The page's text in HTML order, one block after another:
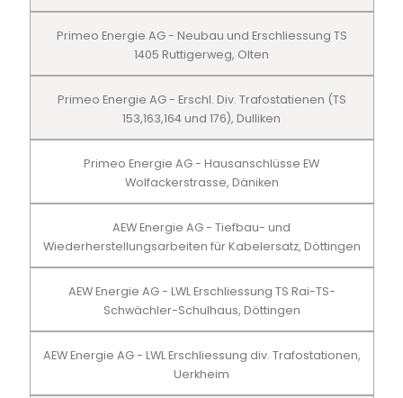
Primeo Energie AG - Neubau und Erschliessung TS
1405 Ruttigerweg, Olten
Primeo Energie AG - Erschl. Div. Trafostatienen (TS
153,163,164 und 176), Dulliken
Primeo Energie AG - Hausanschlüsse EW
Wolfackerstrasse, Däniken
AEW Energie AG - Tiefbau- und
Wiederherstellungsarbeiten für Kabelersatz, Döttingen
AEW Energie AG - LWL Erschliessung TS Rai-TS-
Schwächler-Schulhaus, Döttingen
AEW Energie AG - LWL Erschliessung div. Trafostationen,
Uerkheim